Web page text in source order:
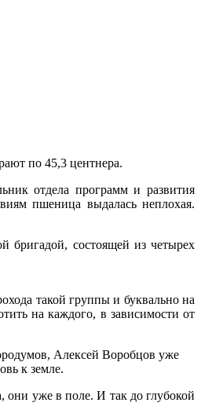
по 45,3 центнера.
отдела программ и развития
пшеница выдалась неплохая.
бригадой, состоящей из четырех
такой группы и буквально на
на каждого, в зависимости от
Алексей Воробцов уже
к земле.
они уже в поле. И так до глубокой